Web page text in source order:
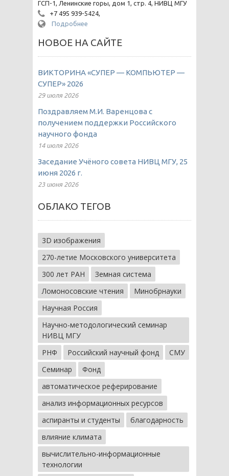
ГСП-1, Ленинские горы, дом 1, стр. 4, НИВЦ МГУ
+7 495 939-5424,
Подробнее
НОВОЕ НА САЙТЕ
ВИКТОРИНА «СУПЕР — КОМПЬЮТЕР —
СУПЕР» 2026
29 июля 2026
Поздравляем М.И. Варенцова с
получением поддержки Российского
научного фонда
14 июля 2026
Заседание Учёного совета НИВЦ МГУ, 25
июня 2026 г.
23 июня 2026
ОБЛАКО ТЕГОВ
3D изображения
270-летие Московского университета
300 лет РАН
Земная система
Ломоносовские чтения
Минобрнауки
Научная Россия
Научно-методологический семинар
НИВЦ МГУ
РНФ
Российский научный фонд
СМУ
Семинар
Фонд
автоматическое реферирование
анализ информационных ресурсов
аспиранты и студенты
благодарность
влияние климата
вычислительно-информационные
технологии